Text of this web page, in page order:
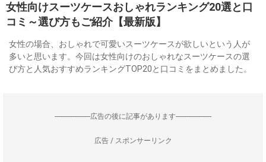
女性向けスーツケースおしゃれランキング20選と口
コミ～選び方もご紹介【最新版】
女性の場合、おしゃれで可愛いスーツケースが欲しいという人が
多いと思います。今回は女性向けのおしゃれなスーツケースの選
び方と人気おすすめランキングTOP20と口コミをまとめました。
--------------------広告の後に記事があります--------------------
広告 / スポンサーリンク